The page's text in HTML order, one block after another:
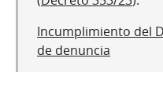
Incumplimiento del
de denuncia